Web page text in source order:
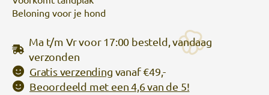
Beloning voor je hond
Ma t/m Vr voor 17:00 besteld, vandaag
verzonden
Gratis verzending vanaf €49,-
Beoordeeld met een 4,6 van de 5!